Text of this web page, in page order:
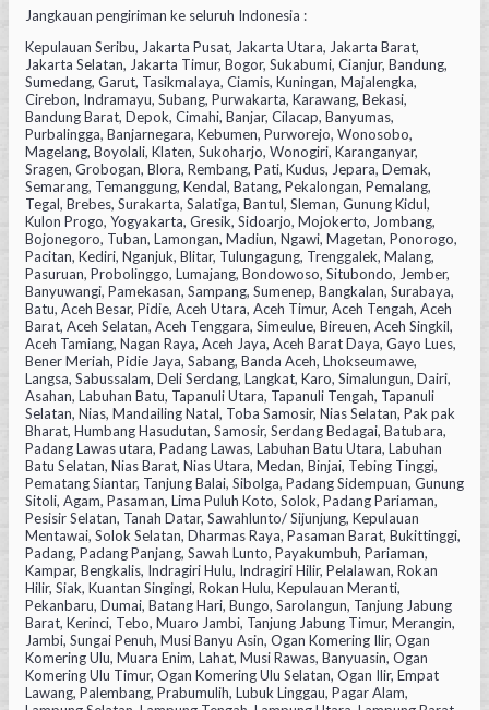
Jangkauan pengiriman ke seluruh Indonesia :
Kepulauan Seribu, Jakarta Pusat, Jakarta Utara, Jakarta Barat,
Jakarta Selatan, Jakarta Timur, Bogor, Sukabumi, Cianjur, Bandung,
Sumedang, Garut, Tasikmalaya, Ciamis, Kuningan, Majalengka,
Cirebon, Indramayu, Subang, Purwakarta, Karawang, Bekasi,
Bandung Barat, Depok, Cimahi, Banjar, Cilacap, Banyumas,
Purbalingga, Banjarnegara, Kebumen, Purworejo, Wonosobo,
Magelang, Boyolali, Klaten, Sukoharjo, Wonogiri, Karanganyar,
Sragen, Grobogan, Blora, Rembang, Pati, Kudus, Jepara, Demak,
Semarang, Temanggung, Kendal, Batang, Pekalongan, Pemalang,
Tegal, Brebes, Surakarta, Salatiga, Bantul, Sleman, Gunung Kidul,
Kulon Progo, Yogyakarta, Gresik, Sidoarjo, Mojokerto, Jombang,
Bojonegoro, Tuban, Lamongan, Madiun, Ngawi, Magetan, Ponorogo,
Pacitan, Kediri, Nganjuk, Blitar, Tulungagung, Trenggalek, Malang,
Pasuruan, Probolinggo, Lumajang, Bondowoso, Situbondo, Jember,
Banyuwangi, Pamekasan, Sampang, Sumenep, Bangkalan, Surabaya,
Batu, Aceh Besar, Pidie, Aceh Utara, Aceh Timur, Aceh Tengah, Aceh
Barat, Aceh Selatan, Aceh Tenggara, Simeulue, Bireuen, Aceh Singkil,
Aceh Tamiang, Nagan Raya, Aceh Jaya, Aceh Barat Daya, Gayo Lues,
Bener Meriah, Pidie Jaya, Sabang, Banda Aceh, Lhokseumawe,
Langsa, Sabussalam, Deli Serdang, Langkat, Karo, Simalungun, Dairi,
Asahan, Labuhan Batu, Tapanuli Utara, Tapanuli Tengah, Tapanuli
Selatan, Nias, Mandailing Natal, Toba Samosir, Nias Selatan, Pak pak
Bharat, Humbang Hasudutan, Samosir, Serdang Bedagai, Batubara,
Padang Lawas utara, Padang Lawas, Labuhan Batu Utara, Labuhan
Batu Selatan, Nias Barat, Nias Utara, Medan, Binjai, Tebing Tinggi,
Pematang Siantar, Tanjung Balai, Sibolga, Padang Sidempuan, Gunung
Sitoli, Agam, Pasaman, Lima Puluh Koto, Solok, Padang Pariaman,
Pesisir Selatan, Tanah Datar, Sawahlunto/ Sijunjung, Kepulauan
Mentawai, Solok Selatan, Dharmas Raya, Pasaman Barat, Bukittinggi,
Padang, Padang Panjang, Sawah Lunto, Payakumbuh, Pariaman,
Kampar, Bengkalis, Indragiri Hulu, Indragiri Hilir, Pelalawan, Rokan
Hilir, Siak, Kuantan Singingi, Rokan Hulu, Kepulauan Meranti,
Pekanbaru, Dumai, Batang Hari, Bungo, Sarolangun, Tanjung Jabung
Barat, Kerinci, Tebo, Muaro Jambi, Tanjung Jabung Timur, Merangin,
Jambi, Sungai Penuh, Musi Banyu Asin, Ogan Komering Ilir, Ogan
Komering Ulu, Muara Enim, Lahat, Musi Rawas, Banyuasin, Ogan
Komering Ulu Timur, Ogan Komering Ulu Selatan, Ogan Ilir, Empat
Lawang, Palembang, Prabumulih, Lubuk Linggau, Pagar Alam,